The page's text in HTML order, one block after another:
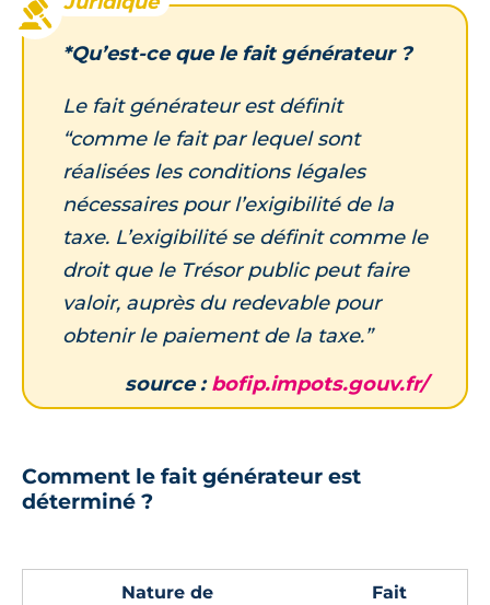
*Qu’est-ce que le fait générateur ?
Le fait générateur est définit
“comme le fait par lequel sont
réalisées les conditions légales
nécessaires pour l’exigibilité de la
taxe. L’exigibilité se définit comme le
droit que le Trésor public peut faire
valoir, auprès du redevable pour
obtenir le paiement de la taxe.”
source :bofip.impots.gouv.fr/
Comment le fait générateur est
déterminé ?
Nature de
Fait